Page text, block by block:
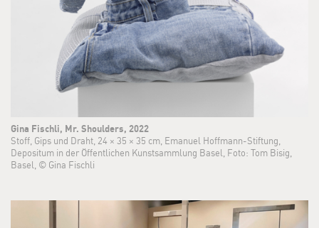
Gina Fischli, Mr. Shoulders, 2022
Stoff, Gips und Draht, 24 × 35 × 35 cm, Emanuel Hoffmann-Stiftung,
Depositum in der Öffentlichen Kunstsammlung Basel, Foto: Tom Bisig,
Basel, © Gina Fischli